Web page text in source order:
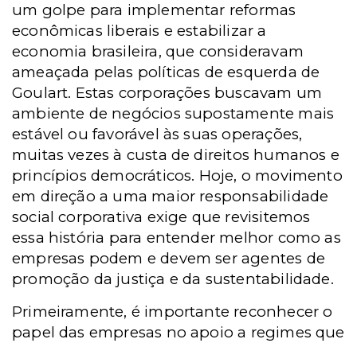
um golpe para implementar reformas
econômicas liberais e estabilizar a
economia brasileira, que consideravam
ameaçada pelas políticas de esquerda de
Goulart. Estas corporações buscavam um
ambiente de negócios supostamente mais
estável ou favorável às suas operações,
muitas vezes à custa de direitos humanos e
princípios democráticos. Hoje, o movimento
em direção a uma maior responsabilidade
social corporativa exige que revisitemos
essa história para entender melhor como as
empresas podem e devem ser agentes de
promoção da justiça e da sustentabilidade.
Primeiramente, é importante reconhecer o
papel das empresas no apoio a regimes que